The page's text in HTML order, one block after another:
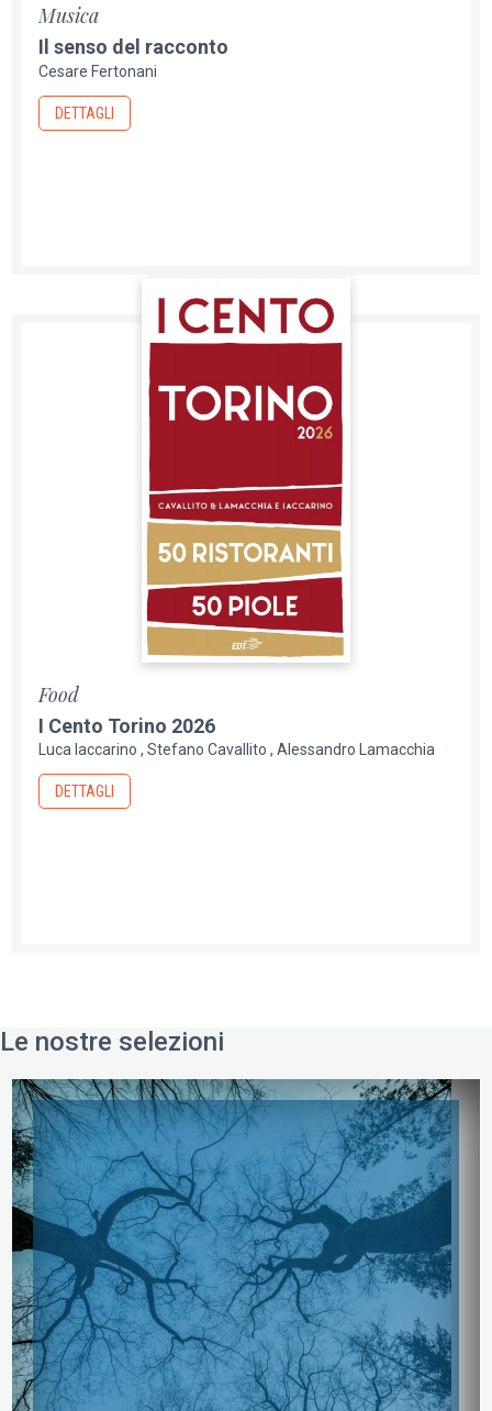
Musica
Il senso del racconto
Cesare Fertonani
DETTAGLI
Food
I Cento Torino 2026
Luca Iaccarino Stefano Cavallito Alessandro Lamacchia
DETTAGLI
Le nostre selezioni